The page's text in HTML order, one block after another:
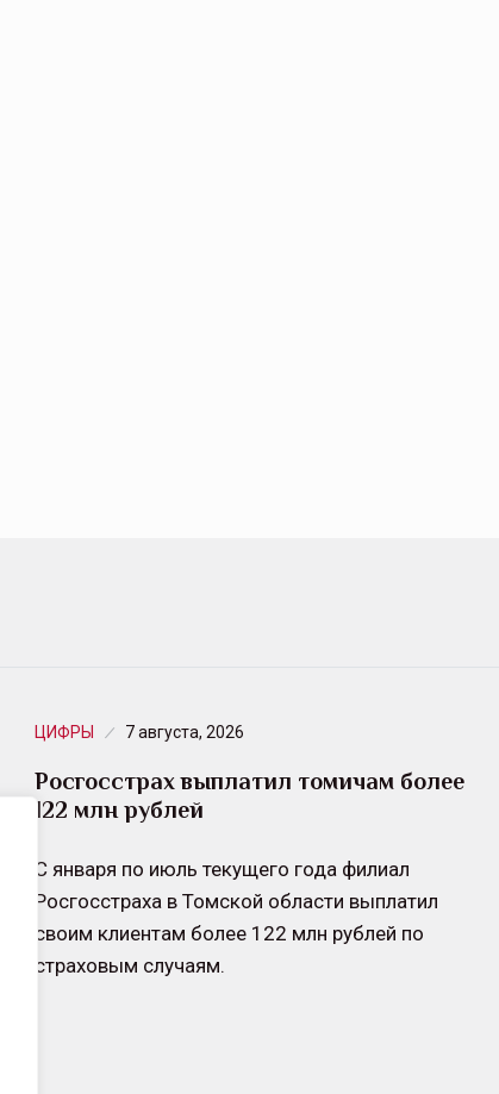
ЦИФРЫ 7 августа, 2026
Росгосстрах выплатил томичам более
122 млн рублей
С января по июль текущего года филиал
Росгосстраха в Томской области выплатил
своим клиентам более 122 млн рублей по
страховым случаям.